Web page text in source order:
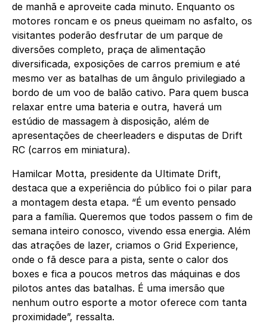
de manhã e aproveite cada minuto. Enquanto os
motores roncam e os pneus queimam no asfalto, os
visitantes poderão desfrutar de um parque de
diversões completo, praça de alimentação
diversificada, exposições de carros premium e até
mesmo ver as batalhas de um ângulo privilegiado a
bordo de um voo de balão cativo. Para quem busca
relaxar entre uma bateria e outra, haverá um
estúdio de massagem à disposição, além de
apresentações de cheerleaders e disputas de Drift
RC (carros em miniatura).
Hamilcar Motta, presidente da Ultimate Drift,
destaca que a experiência do público foi o pilar para
a montagem desta etapa. “É um evento pensado
para a família. Queremos que todos passem o fim de
semana inteiro conosco, vivendo essa energia. Além
das atrações de lazer, criamos o Grid Experience,
onde o fã desce para a pista, sente o calor dos
boxes e fica a poucos metros das máquinas e dos
pilotos antes das batalhas. É uma imersão que
nenhum outro esporte a motor oferece com tanta
proximidade”, ressalta.